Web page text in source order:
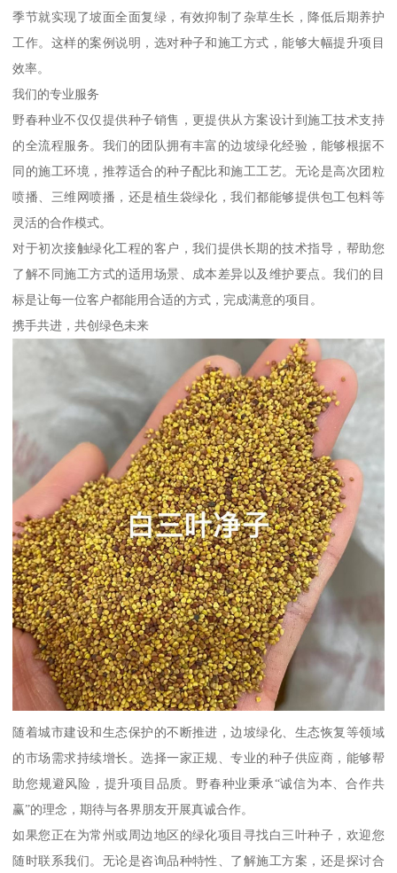
季节就实现了坡面全面复绿，有效抑制了杂草生长，降低后期养护
工作。这样的案例说明，选对种子和施工方式，能够大幅提升项目
效率。
我们的专业服务
野春种业不仅仅提供种子销售，更提供从方案设计到施工技术支持
的全流程服务。我们的团队拥有丰富的边坡绿化经验，能够根据不
同的施工环境，推荐适合的种子配比和施工工艺。无论是高次团粒
喷播、三维网喷播，还是植生袋绿化，我们都能够提供包工包料等
灵活的合作模式。
对于初次接触绿化工程的客户，我们提供长期的技术指导，帮助您
了解不同施工方式的适用场景、成本差异以及维护要点。我们的目
标是让每一位客户都能用合适的方式，完成满意的项目。
携手共进，共创绿色未来
随着城市建设和生态保护的不断推进，边坡绿化、生态恢复等领域
的市场需求持续增长。选择一家正规、专业的种子供应商，能够帮
助您规避风险，提升项目品质。野春种业秉承“诚信为本、合作共
赢”的理念，期待与各界朋友开展真诚合作。
如果您正在为常州或周边地区的绿化项目寻找白三叶种子，欢迎您
随时联系我们。无论是咨询品种特性、了解施工方案，还是探讨合